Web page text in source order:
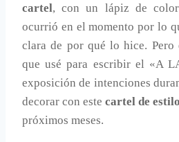
cartel, con un lápiz de
ocurrió en el momento por lo
clara de por qué lo hice. Pero
que usé para escribir el «A
exposición de intenciones
decorar con este cartel de
próximos meses.